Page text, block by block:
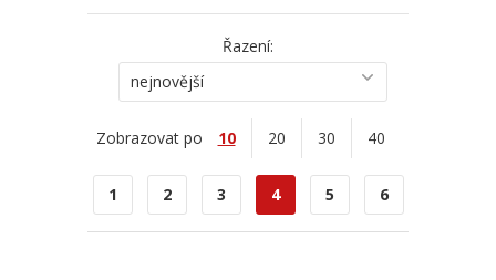
Řazení:
nejnovější
Zobrazovat po 10 20 30 40
1 2 3 4 5 6